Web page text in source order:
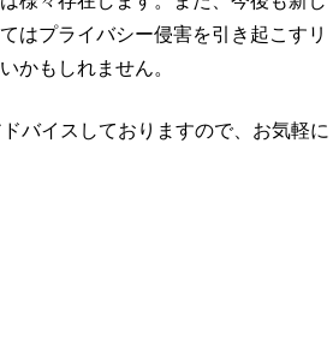
はプライバシー侵害を引き起こすリ
かもしれません。
バイスしておりますので、お気軽に